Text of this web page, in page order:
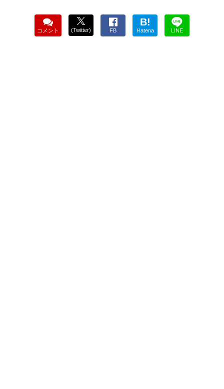
コメント (Twitter) FB
B!
Hatena LINE